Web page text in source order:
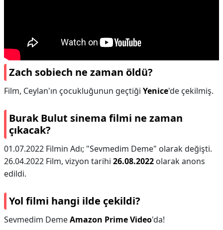
Zach sobiech ne zaman öldü?
Film, Ceylan'ın çocukluğunun geçtiği Yenice'de çekilmiş.
Burak Bulut sinema filmi ne zaman
çıkacak?
01.07.2022 Filmin Adı; "Sevmedim Deme" olarak değişti.
26.04.2022 Film, vizyon tarihi 26.08.2022 olarak anons
edildi.
Yol filmi hangi ilde çekildi?
Sevmedim DemeAmazon Prime Video'da!